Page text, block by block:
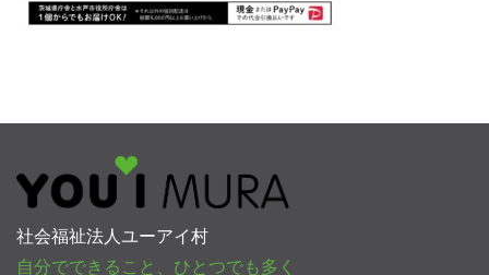
社会福祉法人ユーアイ村
自分でできること、ひとつでも多く